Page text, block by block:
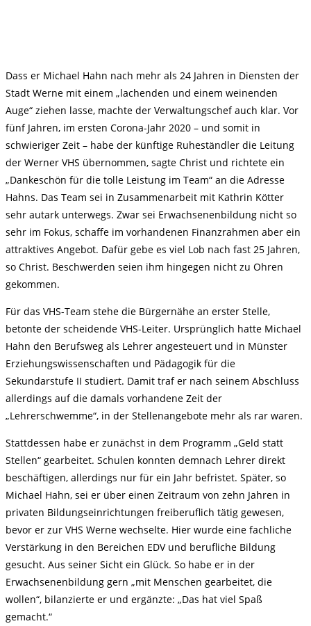
Dass er Michael Hahn nach mehr als 24 Jahren in Diensten der
Stadt Werne mit einem „lachenden und einem weinenden
Auge“ ziehen lasse, machte der Verwaltungschef auch klar. Vor
fünf Jahren, im ersten Corona-Jahr 2020 – und somit in
schwieriger Zeit – habe der künftige Ruheständler die Leitung
der Werner VHS übernommen, sagte Christ und richtete ein
„Dankeschön für die tolle Leistung im Team“ an die Adresse
Hahns. Das Team sei in Zusammenarbeit mit Kathrin Kötter
sehr autark unterwegs. Zwar sei Erwachsenenbildung nicht so
sehr im Fokus, schaffe im vorhandenen Finanzrahmen aber ein
attraktives Angebot. Dafür gebe es viel Lob nach fast 25 Jahren,
so Christ. Beschwerden seien ihm hingegen nicht zu Ohren
gekommen.
Für das VHS-Team stehe die Bürgernähe an erster Stelle,
betonte der scheidende VHS-Leiter. Ursprünglich hatte Michael
Hahn den Berufsweg als Lehrer angesteuert und in Münster
Erziehungswissenschaften und Pädagogik für die
Sekundarstufe II studiert. Damit traf er nach seinem Abschluss
allerdings auf die damals vorhandene Zeit der
„Lehrerschwemme“, in der Stellenangebote mehr als rar waren.
Stattdessen habe er zunächst in dem Programm „Geld statt
Stellen“ gearbeitet. Schulen konnten demnach Lehrer direkt
beschäftigen, allerdings nur für ein Jahr befristet. Später, so
Michael Hahn, sei er über einen Zeitraum von zehn Jahren in
privaten Bildungseinrichtungen freiberuflich tätig gewesen,
bevor er zur VHS Werne wechselte. Hier wurde eine fachliche
Verstärkung in den Bereichen EDV und berufliche Bildung
gesucht. Aus seiner Sicht ein Glück. So habe er in der
Erwachsenenbildung gern „mit Menschen gearbeitet, die
wollen“, bilanzierte er und ergänzte: „Das hat viel Spaß
gemacht.“